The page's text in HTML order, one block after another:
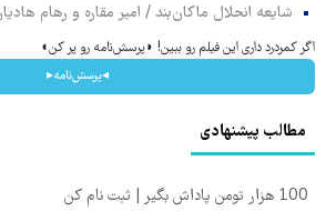
شایعه انحلال ماکان‌بند / امیر مقاره و رهام
اگر کمردرد داری این فیلم رو ببین! ◗پرسش‌نامه رو پر کن◖
◂پرسش‌نامه▸
مطالب پیشنهادی
100 هزار تومن پاداش بگیر | ثبت نام کن